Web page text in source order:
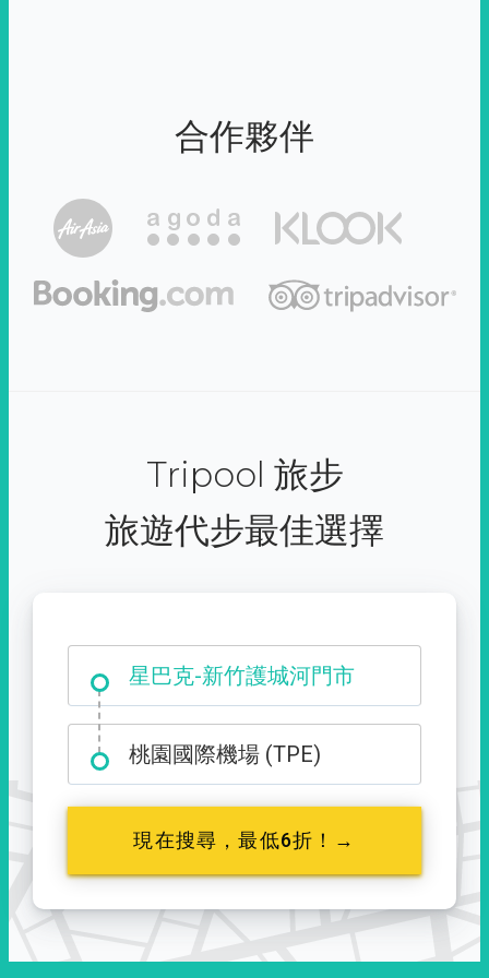
合作夥伴
Tripool 旅步
旅遊代步最佳選擇
星巴克-新竹護城河門市
大霸尖山登山口
桃園國際機場 (TPE)
現在搜尋，最低6折！→